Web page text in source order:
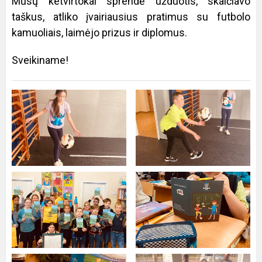
taškus, atliko įvairiausius pratimus su futbolo
kamuoliais, laimėjo prizus ir diplomus.
Sveikiname!